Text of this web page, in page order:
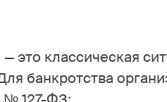
это классическая
банкротства